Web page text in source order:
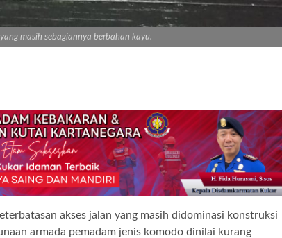
masih sebagiannya berbahan kayu.
akses jalan yang masih didominasi konstruksi
armada pemadam jenis komodo dinilai kurang